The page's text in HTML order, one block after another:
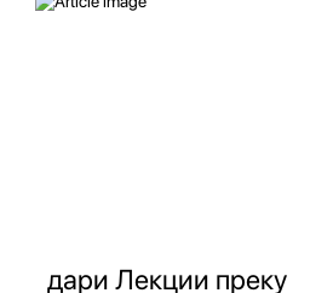
дари Лекции преку